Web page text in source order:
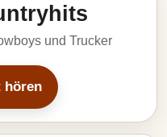
und Trucker